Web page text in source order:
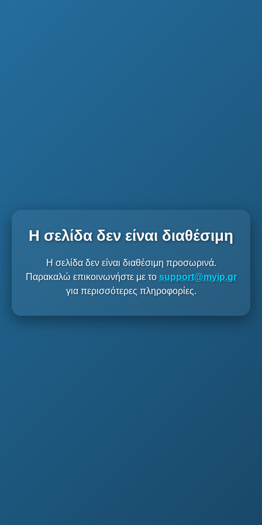
Η σελίδα δεν είναι διαθέσιμη
Η σελίδα δεν είναι διαθέσιμη προσωρινά.
Παρακαλώ επικοινωνήστε με το support@myip.gr
για περισσότερες πληροφορίες.